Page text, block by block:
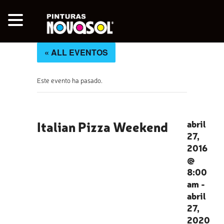
« ALL EVENTOS
Este evento ha pasado.
Italian Pizza Weekend
abril
27,
2016
@
8:00
am -
abril
27,
2020